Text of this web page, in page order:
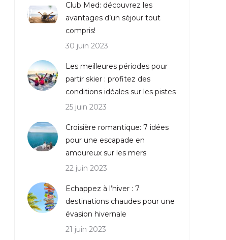
Club Med: découvrez les
avantages d’un séjour tout
compris!
30 juin 2023
Les meilleures périodes pour
partir skier : profitez des
conditions idéales sur les pistes
25 juin 2023
Croisière romantique: 7 idées
pour une escapade en
amoureux sur les mers
22 juin 2023
Echappez à l’hiver : 7
destinations chaudes pour une
évasion hivernale
21 juin 2023